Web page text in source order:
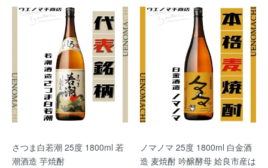
さつま白若潮 25度 1800ml 若
潮酒造 芋焼酎
ノマノマ 25度 1800ml 白金酒
造 麦焼酎 吟醸酵母 姶良市産は